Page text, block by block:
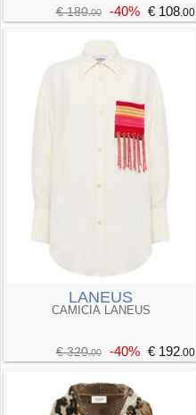
€ 180.00 -40% € 108.00
LANEUS
CAMICIA LANEUS
€ 320.00 -40% € 192.00